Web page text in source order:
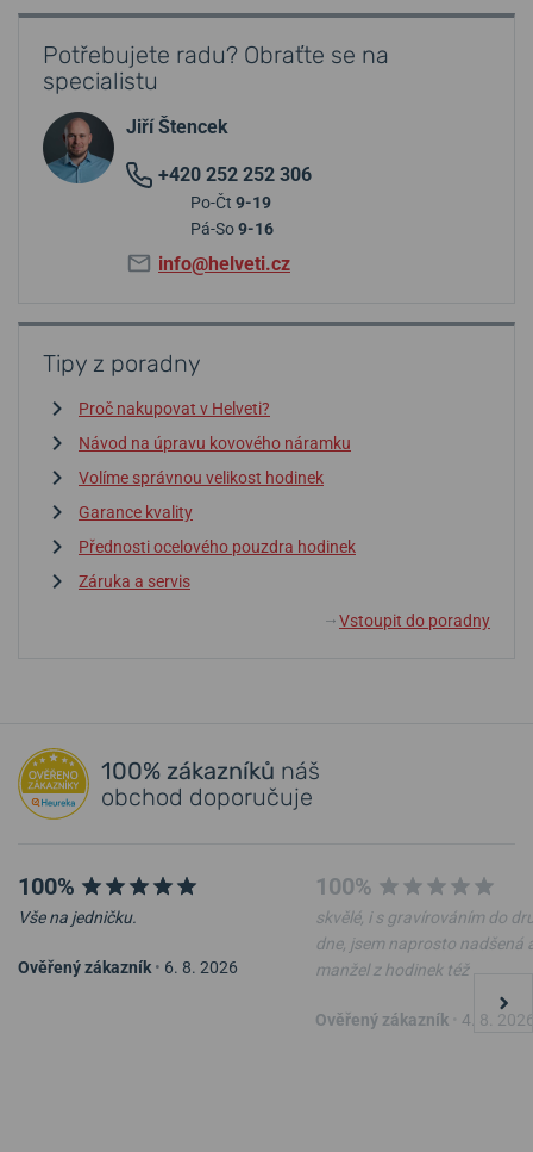
Potřebujete radu? Obraťte se na
specialistu
Jiří Štencek
+420 252 252 306
Po-Čt 9-19
Pá-So9-16
info@helveti.cz
Tipy z poradny
Proč nakupovat v Helveti?
Návod na úpravu kovového náramku
Volíme správnou velikost hodinek
Garance kvality
Přednosti ocelového pouzdra hodinek
Záruka a servis
↓ Vstoupit do poradny
100% zákazníků náš
obchod doporučuje
100%
Vše na jedničku.
Ověřený zákazník • 6. 8. 2026
100%
skvělé, i s gravírováním do
dne, jsem naprosto nadšená
manžel z hodinek též
Ověřený zákazník 4. 8.